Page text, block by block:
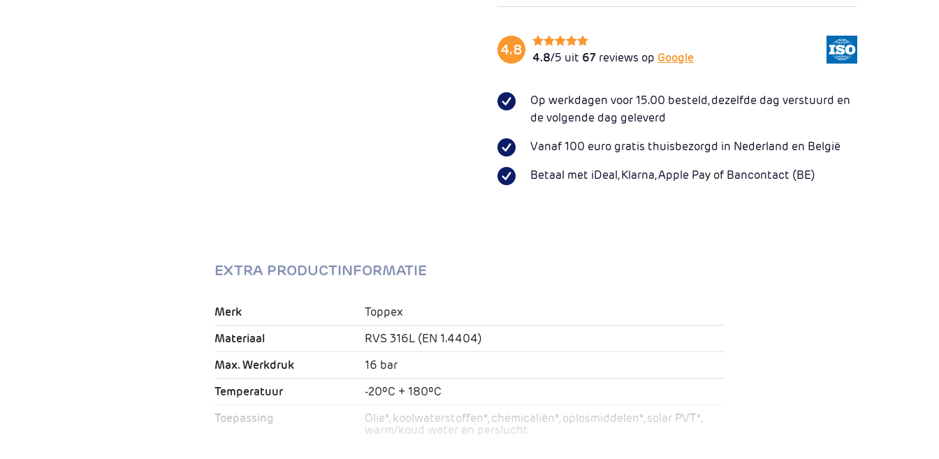
4.8 4.8/5 uit 67 reviews op Google
Op werkdagen voor 15.00 besteld, dezelfde dag verstuurd en
de volgende dag geleverd
Vanaf 100 euro gratis thuisbezorgd in Nederland en België
Betaal met iDeal, Klarna, Apple Pay of Bancontact (BE)
EXTRA PRODUCTINFORMATIE
Merk
Toppex
Materiaal
RVS 316L (EN 1.4404)
Max. Werkdruk
16 bar
Temperatuur
-20ºC + 180ºC
Toepassing
Olie*, koolwaterstoffen*, chemicaliën*, oplosmiddelen*, solar PVT*,
warm/koud water en perslucht